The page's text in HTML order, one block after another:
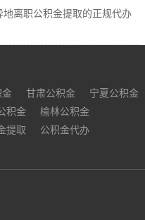
离职公积金提取的正规代办
金 甘肃公积金
宁夏公积金
积金
榆林公积金
提取
公积金代办